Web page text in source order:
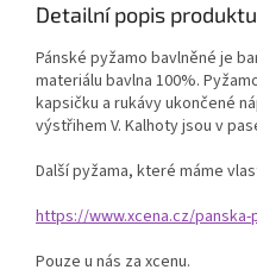
Detailní popis produktu
Pánské pyžamo bavlněné je
materiálu bavlna 100%.
kapsičku a rukávy ukončené
výstřihem V. Kalhoty jsou v
Další pyžama, které máme
https://www.xcena.cz/panska-
Pouze u nás za xcenu.